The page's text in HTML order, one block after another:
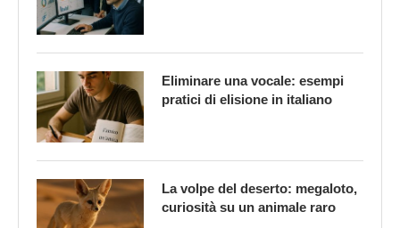
Eliminare una vocale: esempi
pratici di elisione in italiano
La volpe del deserto: megaloto,
curiosità su un animale raro